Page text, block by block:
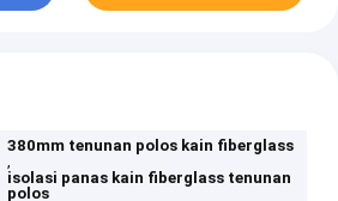
380mm tenunan polos kain fiberglass
,
isolasi panas kain fiberglass tenunan
polos